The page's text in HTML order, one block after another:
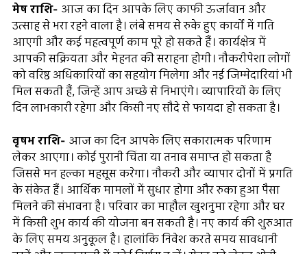
मेष राशि- आज का दिन आपके लिए काफी ऊर्जावान और
उत्साह से भरा रहने वाला है। लंबे समय से रुके हुए कार्यों में गति
आएगी और कई महत्वपूर्ण काम पूरे हो सकते हैं। कार्यक्षेत्र में
आपकी सक्रियता और मेहनत की सराहना होगी। नौकरीपेशा लोगों
को वरिष्ठ अधिकारियों का सहयोग मिलेगा और नई जिम्मेदारियां भी
मिल सकती हैं, जिन्हें आप अच्छे से निभाएंगे। व्यापारियों के लिए
दिन लाभकारी रहेगा और किसी नए सौदे से फायदा हो सकता है।
वृषभ राशि- आज का दिन आपके लिए सकारात्मक परिणाम
लेकर आएगा। कोई पुरानी चिंता या तनाव समाप्त हो सकता है
जिससे मन हल्का महसूस करेगा। नौकरी और व्यापार दोनों में प्रगति
के संकेत हैं। आर्थिक मामलों में सुधार होगा और रुका हुआ पैसा
मिलने की संभावना है। परिवार का माहौल खुशनुमा रहेगा और घर
में किसी शुभ कार्य की योजना बन सकती है। नए कार्य की शुरुआत
के लिए समय अनुकूल है। हालांकि निवेश करते समय सावधानी